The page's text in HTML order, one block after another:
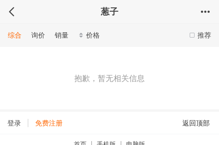
葱子
推荐
综合 询价 销量 价格
抱歉，暂无相关信息
登录 免费注册 返回顶部